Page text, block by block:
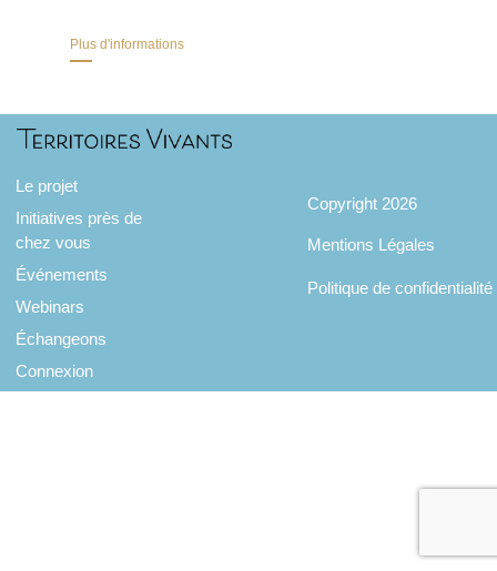
Plus d'informations
Le projet
Initiatives près de
chez vous
Événements
Webinars
Échangeons
Connexion
Copyright 2026
Mentions Légales
Politique de confidentialité